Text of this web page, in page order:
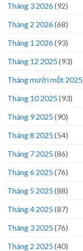
Tháng 3 2026(92)
Tháng 2 2026(68)
Tháng 1 2026(93)
Tháng 12 2025(93)
Tháng mười một 2025
Tháng 10 2025(93)
Tháng 9 2025(90)
Tháng 8 2025(54)
Tháng 7 2025(86)
Tháng 6 2025(76)
Tháng 5 2025(88)
Tháng 4 2025(87)
Tháng 3 2025(76)
Tháng 2 2025(40)